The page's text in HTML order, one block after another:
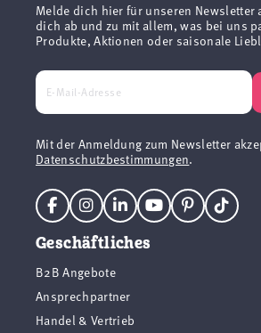
Melde dich hier für unseren Newsletter
dich ab und zu mit allem, was bei uns
Produkte, Aktionen oder saisonale
Mit der Anmeldung zum Newsletter
Datenschutzbestimmungen.
Geschäftliches
B2B Angebote
Ansprechpartner
Handel & Vertrieb